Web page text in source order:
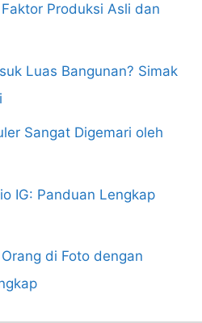
Produksi Asli dan
Luas Bangunan? Simak
Sangat Digemari oleh
IG: Panduan Lengkap
di Foto dengan